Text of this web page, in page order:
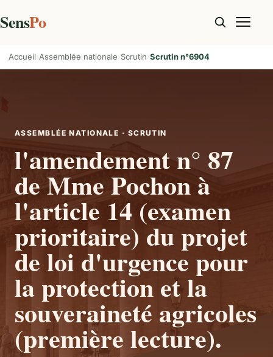
SensPo
Accueil Assemblée nationale Scrutin Scrutin n°6904
ASSEMBLÉE NATIONALE · SCRUTIN
l'amendement n° 87
de Mme Pochon à
l'article 14 (examen
prioritaire) du projet
de loi d'urgence pour
la protection et la
souveraineté agricoles
(première lecture).